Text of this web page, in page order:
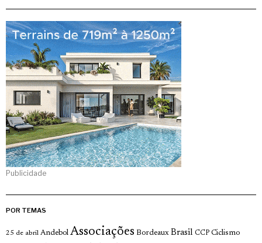
Publicidade
POR TEMAS
25 de abril Andebol Associações Bordeaux Brasil CCP Ciclismo